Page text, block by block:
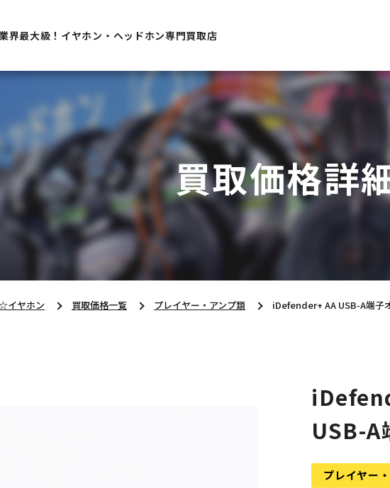
界最大級！イヤホン・ヘッドホン専門買取店
買取価格詳
イヤホン 買取価格一覧 プレイヤー・アンプ類 iDefender+ AA USB-A端子
USB-A
プレイヤー